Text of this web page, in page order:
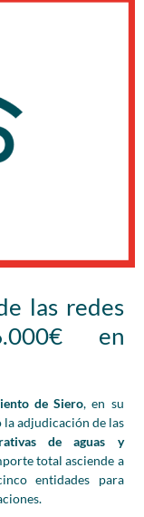
las redes
en
de Siero, en su
la adjudicación de las
de aguas y
total asciende a
entidades para